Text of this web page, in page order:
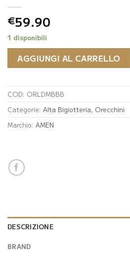
€59.90
1 disponibili
AGGIUNGI AL CARRELLO
COD: ORLDMBBB
Categorie: Alta Bigiotteria, Orecchini
Marchio: AMEN
DESCRIZIONE
BRAND